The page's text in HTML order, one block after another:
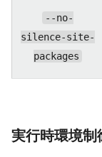
--no-
silence-site-
packages
実行時環境制